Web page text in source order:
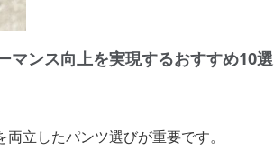
マンス向上を実現するおすすめ10選
立したパンツ選びが重要です。